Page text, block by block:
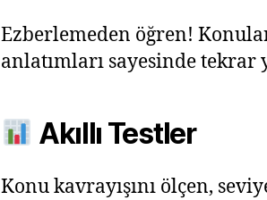
Ezberlemeden öğren!
anlatımları sayesinde tekrar
Akıllı Testler
Konu kavrayışını ölçen,